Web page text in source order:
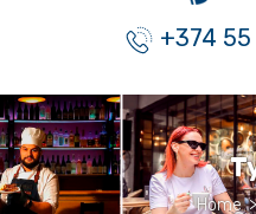
+374
Home >